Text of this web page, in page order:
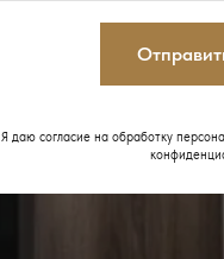
Я даю согласие на обработку